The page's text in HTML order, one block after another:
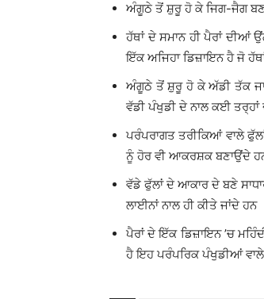
ਅੰਗੂਠੇ ਤੋਂ ਸ਼ੁਰੂ ਹੋ ਕੇ ਜਿਗ-ਜੈਗ
ਹੱਥਾਂ ਦੇ ਸਮਾਨ ਹੀ ਪੈਰਾਂ ਦੀਆਂ
ਇੱਕ ਅਜਿਹਾ ਡਿਜ਼ਾਇਨ ਹੈ ਜੋ
ਅੰਗੂਠੇ ਤੋਂ ਸ਼ੁਰੂ ਹੋ ਕੇ ਅੱਡੀ ਤੱਕ
ਵੱਡੀ ਪੰਖੁਡੀ ਦੇ ਨਾਲ ਕਈ ਤਰ੍ਹਾਂ
ਪਰੰਪਰਾਗਤ ਤਰੀਕਿਆਂ ਵਾਲੇ
ਨੂੰ ਹੋਰ ਵੀ ਆਕਰਸ਼ਕ ਬਣਾਉਂਦੇ
ਵੱਡੇ ਫੁੱਲਾਂ ਦੇ ਆਕਾਰ ਦੇ ਬਣੇ
ਲਾਈਨਾਂ ਨਾਲ ਹੀ ਕੀਤੇ ਜਾਂਦੇ ਹਨ
ਪੈਰਾਂ ਦੇ ਇੱਕ ਡਿਜ਼ਾਇਨ ’ਚ
ਹੈ ਇਹ ਪਰੰਪਰਿਕ ਪੰਖੁਡੀਆਂ ਵਾਲੇ